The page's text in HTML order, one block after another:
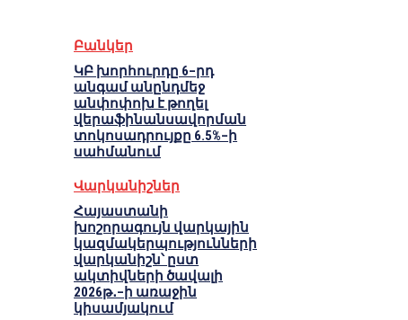
Բանկեր
ԿԲ խորհուրդը 6–րդ
անգամ անընդմեջ
անփոփոխ է թողել
վերաֆինանսավորման
տոկոսադրույքը 6.5%–ի
սահմանում
Վարկանիշներ
Հայաստանի
խոշորագույն վարկային
կազմակերպությունների
վարկանիշն՝ ըստ
ակտիվների ծավալի
2026թ․–ի առաջին
կիսամյակում